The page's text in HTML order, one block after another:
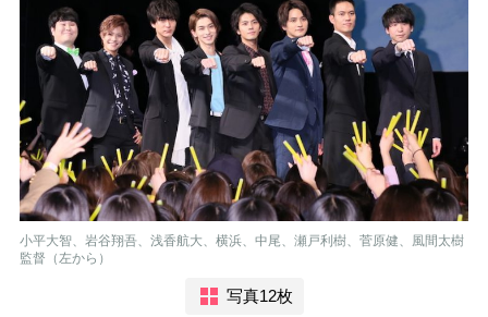
小平大智、岩谷翔吾、浅香航大、横浜、中尾、瀬戸利樹、菅原健、風間太樹
監督（左から）
写真12枚